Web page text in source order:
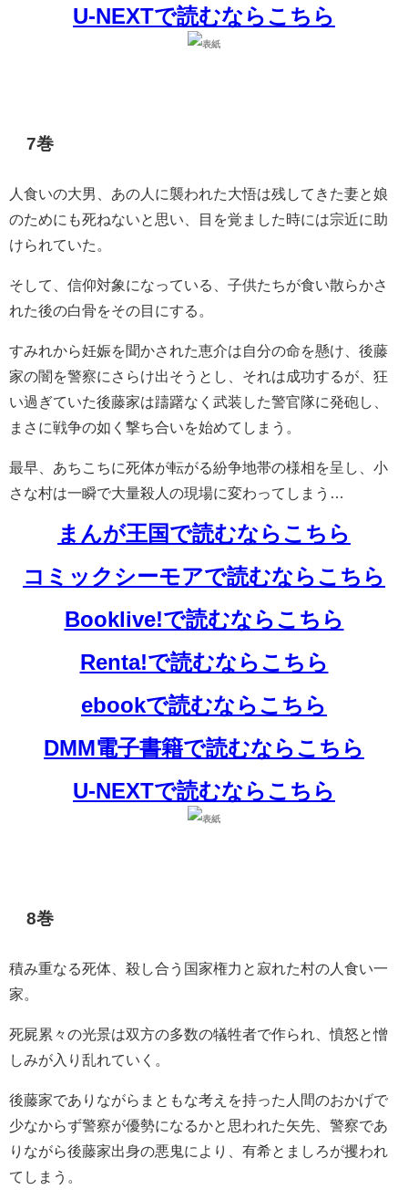
U-NEXTで読むならこちら
7巻
人食いの大男、あの人に襲われた大悟は残してきた妻と娘
のためにも死ねないと思い、目を覚ました時には宗近に助
けられていた。
そして、信仰対象になっている、子供たちが食い散らかさ
れた後の白骨をその目にする。
すみれから妊娠を聞かされた恵介は自分の命を懸け、後藤
家の闇を警察にさらけ出そうとし、それは成功するが、狂
い過ぎていた後藤家は躊躇なく武装した警官隊に発砲し、
まさに戦争の如く撃ち合いを始めてしまう。
最早、あちこちに死体が転がる紛争地帯の様相を呈し、小
さな村は一瞬で大量殺人の現場に変わってしまう…
まんが王国で読むならこちら
コミックシーモアで読むならこちら
Booklive!で読むならこちら
Renta!で読むならこちら
ebookで読むならこちら
DMM電子書籍で読むならこちら
U-NEXTで読むならこちら
8巻
積み重なる死体、殺し合う国家権力と寂れた村の人食い一
家。
死屍累々の光景は双方の多数の犠牲者で作られ、憤怒と憎
しみが入り乱れていく。
後藤家でありながらまともな考えを持った人間のおかげで
少なからず警察が優勢になるかと思われた矢先、警察であ
りながら後藤家出身の悪鬼により、有希とましろが攫われ
てしまう。